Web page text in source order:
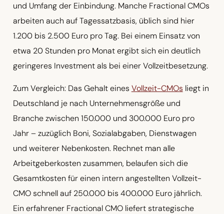
und Umfang der Einbindung. Manche Fractional CMOs
arbeiten auch auf Tagessatzbasis, üblich sind hier
1.200 bis 2.500 Euro pro Tag. Bei einem Einsatz von
etwa 20 Stunden pro Monat ergibt sich ein deutlich
geringeres Investment als bei einer Vollzeitbesetzung.
Zum Vergleich: Das Gehalt eines Vollzeit-CMOs liegt in
Deutschland je nach Unternehmensgröße und
Branche zwischen 150.000 und 300.000 Euro pro
Jahr – zuzüglich Boni, Sozialabgaben, Dienstwagen
und weiterer Nebenkosten. Rechnet man alle
Arbeitgeberkosten zusammen, belaufen sich die
Gesamtkosten für einen intern angestellten Vollzeit-
CMO schnell auf 250.000 bis 400.000 Euro jährlich.
Ein erfahrener Fractional CMO liefert strategische